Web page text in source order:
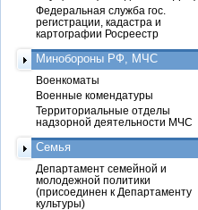
Федеральная служба гос.
регистрации, кадастра и
картографии Росреестр
Минобороны РФ, МЧС
Военкоматы
Военные комендатуры
Территориальные отделы
надзорной деятельности МЧС
Семья
Департамент семейной и
молодежной политики
(присоединен к Департаменту
культуры)